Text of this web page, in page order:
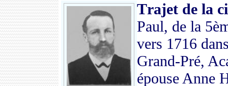
Trajet de la
Paul, de la
vers 1716
Grand-Pré,
épouse Anne